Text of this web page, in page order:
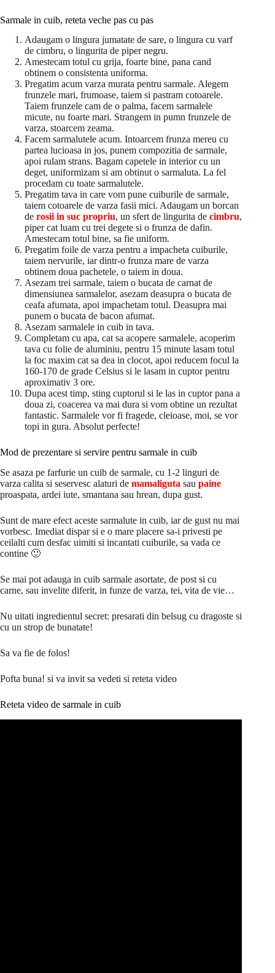
Sarmale in cuib, reteta veche pas cu pas
Adaugam o lingura jumatate de sare, o lingura cu varf
de cimbru, o lingurita de piper negru.
Amestecam totul cu grija, foarte bine, pana cand
obtinem o consistenta uniforma.
Pregatim acum varza murata pentru sarmale. Alegem
frunzele mari, frumoase, taiem si pastram cotoarele.
Taiem frunzele cam de o palma, facem sarmalele
micute, nu foarte mari. Strangem in pumn frunzele de
varza, stoarcem zeama.
Facem sarmalutele acum. Intoarcem frunza mereu cu
partea lucioasa in jos, punem compozitia de sarmale,
apoi rulam strans. Bagam capetele in interior cu un
deget, uniformizam si am obtinut o sarmaluta. La fel
procedam cu toate sarmalutele.
Pregatim tava in care vom pune cuiburile de sarmale,
taiem cotoarele de varza fasii mici. Adaugam un borcan
de rosii in suc propriu, un sfert de lingurita de cimbru,
piper cat luam cu trei degete si o frunza de dafin.
Amestecam totul bine, sa fie uniform.
Pregatim foile de varza pentru a impacheta cuiburile,
taiem nervurile, iar dintr-o frunza mare de varza
obtinem doua pachetele, o taiem in doua.
Asezam trei sarmale, taiem o bucata de carnat de
dimensiunea sarmalelor, asezam deasupra o bucata de
ceafa afumata, apoi impachetam totul. Deasupra mai
punem o bucata de bacon afumat.
Asezam sarmalele in cuib in tava.
Completam cu apa, cat sa acopere sarmalele, acoperim
tava cu folie de aluminiu, pentru 15 minute lasam totul
la foc maxim cat sa dea in clocot, apoi reducem focul la
160-170 de grade Celsius si le lasam in cuptor pentru
aproximativ 3 ore.
Dupa acest timp, sting cuptorul si le las in cuptor pana a
doua zi, coacerea va mai dura si vom obtine un rezultat
fantastic. Sarmalele vor fi fragede, cleioase, moi, se vor
topi in gura. Absolut perfecte!
Mod de prezentare si servire pentru sarmale in cuib
Se asaza pe farfurie un cuib de sarmale, cu 1-2 linguri de
varza calita si seservesc alaturi de mamaliguta sau paine
proaspata, ardei iute, smantana sau hrean, dupa gust.
Sunt de mare efect aceste sarmalute in cuib, iar de gust nu mai
vorbesc. Imediat dispar si e o mare placere sa-i privesti pe
ceilalti cum desfac uimiti si incantati cuiburile, sa vada ce
contine 🙂
Se mai pot adauga in cuib sarmale asortate, de post si cu
carne, sau invelite diferit, in funze de varza, tei, vita de vie…
Nu uitati ingredientul secret: presarati din belsug cu dragoste si
cu un strop de bunatate!
Sa va fie de folos!
Pofta buna! si va invit sa vedeti si reteta video
Reteta video de sarmale in cuib